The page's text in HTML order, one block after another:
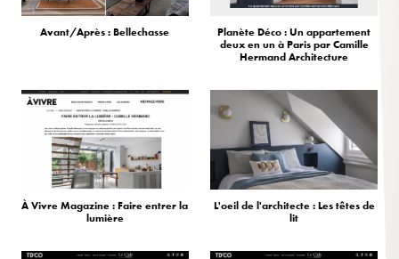
Avant/Après : Bellechasse
Planète Déco : Un appartement
deux en un à Paris par Camille
Hermand Architecture
À Vivre Magazine : Faire entrer la
lumière
L'oeil de l'architecte : Les têtes de
lit